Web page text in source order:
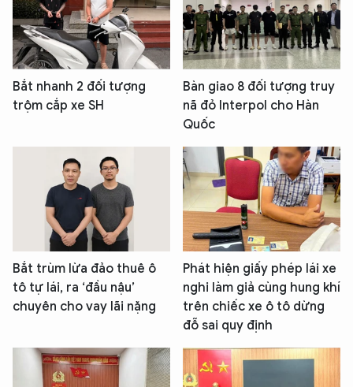
Bắt nhanh 2 đối tượng
trộm cắp xe SH
Bàn giao 8 đối tượng truy
nã đỏ Interpol cho Hàn
Quốc
Bắt trùm lừa đảo thuê ô
tô tự lái, ra ‘đầu nậu’
chuyên cho vay lãi nặng
Phát hiện giấy phép lái xe
nghi làm giả cùng hung khí
trên chiếc xe ô tô dừng
đỗ sai quy định